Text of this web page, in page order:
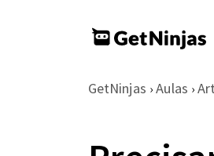
GetNinjas › Aulas ›